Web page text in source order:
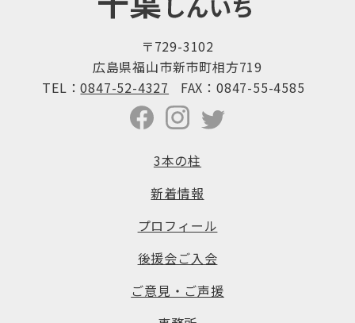
〒729-3102
広島県福山市新市町相方719
TEL：0847-52-4327 FAX：0847-55-4585
3本の柱
新着情報
プロフィール
後援会ご入会
ご意見・ご声援